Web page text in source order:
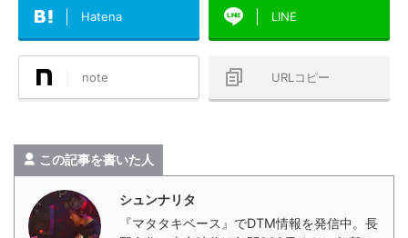
Hatena LINE
note URLコピー
この記事を書いた人
シュンナリタ
『マタタキベース』でDTM情報を発信中。長